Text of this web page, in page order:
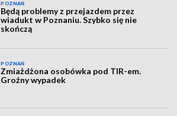
POZNAŃ
Będą problemy z przejazdem przez
wiadukt w Poznaniu. Szybko się nie
skończą
POZNAŃ
Zmiażdżona osobówka pod TIR-em.
Groźny wypadek